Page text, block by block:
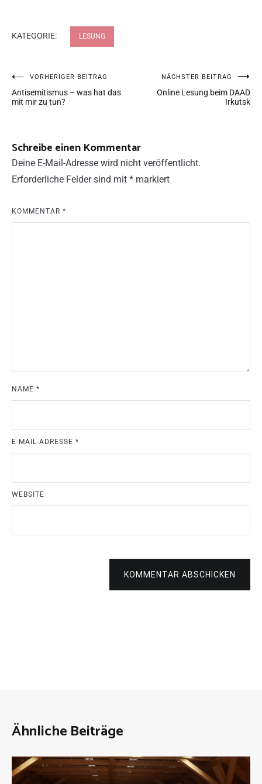
KATEGORIE: LESUNG
VORHERIGER BEITRAG
Antisemitismus – was hat das
mit mir zu tun?
NÄCHSTER BEITRAG
Online Lesung beim DAAD
Irkutsk
Schreibe einen Kommentar
Deine E-Mail-Adresse wird nicht veröffentlicht.
Erforderliche Felder sind mit * markiert
KOMMENTAR *
NAME *
E-MAIL-ADRESSE *
WEBSITE
KOMMENTAR ABSCHICKEN
Ähnliche Beiträge